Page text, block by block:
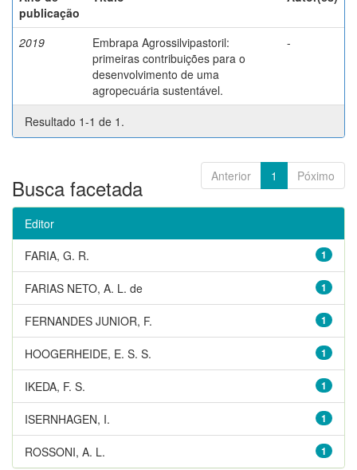
publicação
2019
Embrapa Agrossilvipastoril:
primeiras contribuições para o
desenvolvimento de uma
agropecuária sustentável.
-
Resultado 1-1 de 1.
Anterior 1 Póximo
Busca facetada
Editor
1
FARIA, G. R.
1
FARIAS NETO, A. L. de
1
FERNANDES JUNIOR, F.
1
HOOGERHEIDE, E. S. S.
1
IKEDA, F. S.
1
ISERNHAGEN, I.
1
ROSSONI, A. L.